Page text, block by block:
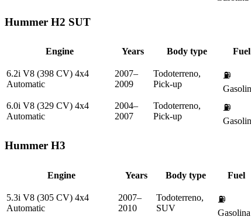
Hummer H2 SUT
Engine Years Body type Fuel
6.2i V8 (398 CV) 4x4
Automatic
2007–
2009
Todoterreno,
Pick-up
⛽
6.0i V8 (329 CV) 4x4
Automatic
2004–
2007
Todoterreno,
Pick-up
⛽
Hummer H3
Engine Years Body type Fuel
5.3i V8 (305 CV) 4x4
Automatic
2007–
2010
Todoterreno,
SUV
⛽
Gasolina